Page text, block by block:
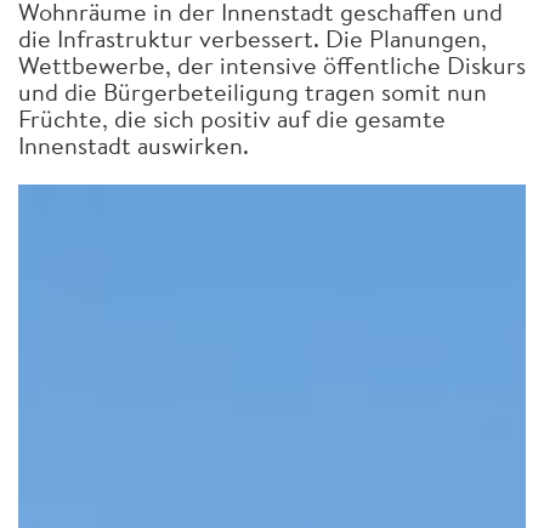
Wohnräume in der Innenstadt geschaffen und
die Infrastruktur verbessert. Die Planungen,
Wettbewerbe, der intensive öffentliche Diskurs
und die Bürgerbeteiligung tragen somit nun
Früchte, die sich positiv auf die gesamte
Innenstadt auswirken.